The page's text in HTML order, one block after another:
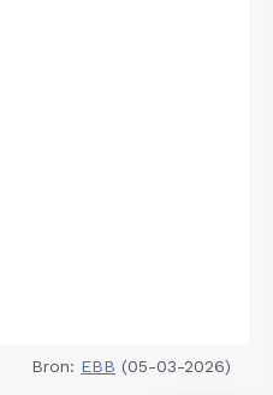
Bron: EBB (05-03-2026)